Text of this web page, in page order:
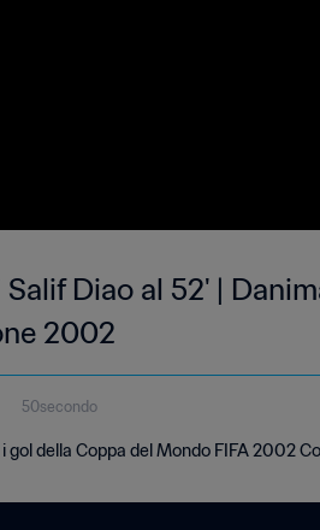
Salif Diao al 52' |
2002
50secondo
gol della Coppa del Mondo FIFA 2002